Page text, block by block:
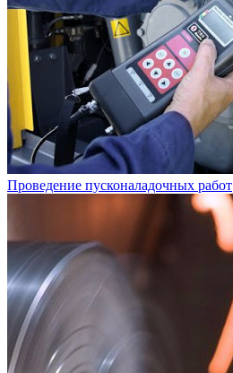
Проведение пусконаладочных работ